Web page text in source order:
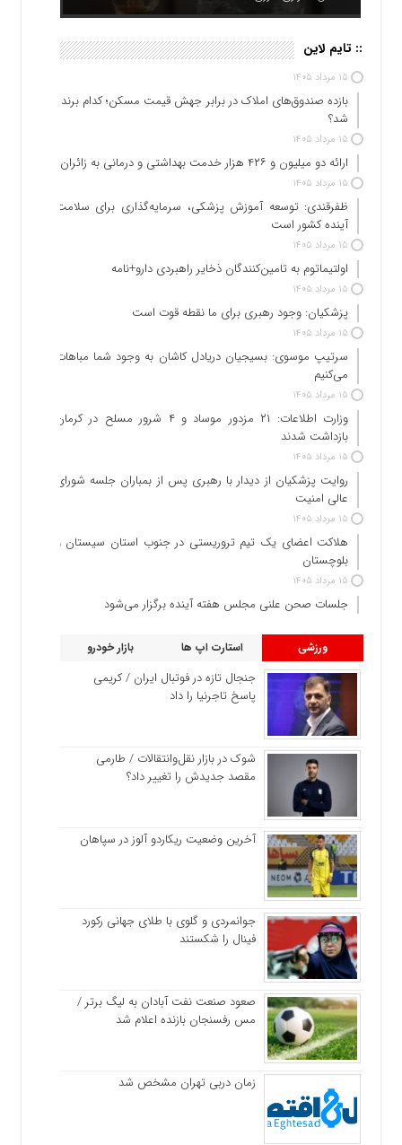
:: تایم لاین
۱۵ مرداد ۱۴۰۵
بازده صندوق‌های املاک در برابر جهش قیمت مسکن؛ کدام برنده
شد؟
۱۵ مرداد ۱۴۰۵
ارائه دو میلیون و ۴۲۶ هزار خدمت بهداشتی و درمانی به زائران
۱۵ مرداد ۱۴۰۵
ظفرقندی: توسعه آموزش پزشکی، سرمایه‌گذاری برای سلامت
آینده کشور است
۱۵ مرداد ۱۴۰۵
اولتیماتوم به تامین‌کنندگان ذخایر راهبردی دارو+نامه
۱۵ مرداد ۱۴۰۵
پزشکیان: وجود رهبری برای ما نقطه قوت است
۱۵ مرداد ۱۴۰۵
سرتیپ موسوی: بسیجیان دریادل کاشان به وجود شما مباهات
می‌کنیم
۱۵ مرداد ۱۴۰۵
وزارت اطلاعات: ۲۱ مزدور موساد و ۴ شرور مسلح در کرمان
بازداشت شدند
۱۵ مرداد ۱۴۰۵
روایت پزشکیان از دیدار با رهبری پس از بمباران جلسه شورای
عالی امنیت
۱۵ مرداد ۱۴۰۵
هلاکت اعضای یک تیم تروریستی در جنوب استان سیستان و
بلوچستان
۱۵ مرداد ۱۴۰۵
جلسات صحن علنی مجلس هفته آینده برگزار می‌شود
ورزشی استارت اپ ها بازار خودرو
جنجال تازه در فوتبال ایران / کریمی
پاسخ تاجرنیا را داد
شوک در بازار نقل‌وانتقالات / طارمی
مقصد جدیدش را تغییر داد؟
آخرین وضعیت ریکاردو آلوز در سپاهان
جوانمردی و گلوی با طلای جهانی رکورد
فینال را شکستند
صعود صنعت نفت آبادان به لیگ برتر /
مس رفسنجان بازنده اعلام شد
زمان دربی تهران مشخص شد